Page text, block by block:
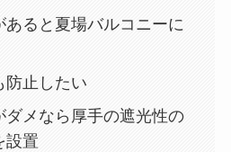
あると夏場バルコニーに
防止したい
ダメなら厚手の遮光性の
設置